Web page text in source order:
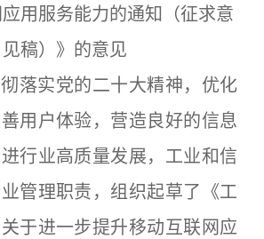
用服务能力的通知（征求意
见稿）》的意见
实党的二十大精神，优化
用户体验，营造良好的信息
行业高质量发展，工业和信
管理职责，组织起草了《工
于进一步提升移动互联网应